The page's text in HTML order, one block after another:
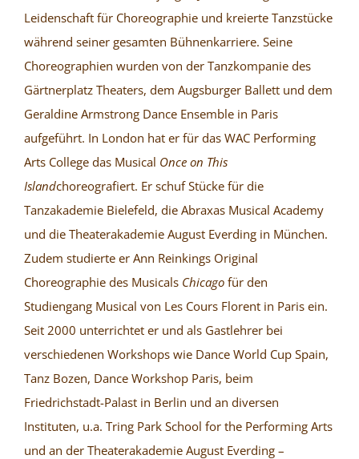
Leidenschaft für Choreographie und kreierte Tanzstücke
während seiner gesamten Bühnenkarriere. Seine
Choreographien wurden von der Tanzkompanie des
Gärtnerplatz Theaters, dem Augsburger Ballett und dem
Geraldine Armstrong Dance Ensemble in Paris
aufgeführt. In London hat er für das WAC Performing
Arts College das Musical Once on This
Islandchoreografiert. Er schuf Stücke für die
Tanzakademie Bielefeld, die Abraxas Musical Academy
und die Theaterakademie August Everding in München.
Zudem studierte er Ann Reinkings Original
Choreographie des Musicals Chicago für den
Studiengang Musical von Les Cours Florent in Paris ein.
Seit 2000 unterrichtet er und als Gastlehrer bei
verschiedenen Workshops wie Dance World Cup Spain,
Tanz Bozen, Dance Workshop Paris, beim
Friedrichstadt-Palast in Berlin und an diversen
Instituten, u.a. Tring Park School for the Performing Arts
und an der Theaterakademie August Everding –